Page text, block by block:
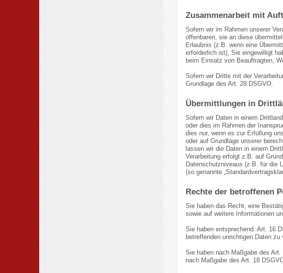
Zusammenarbeit mit
Sofern wir im Rahmen unserer
offenbaren, sie an diese
Erlaubnis (z.B. wenn eine
erforderlich ist), Sie eingewilligt
beim Einsatz von Beauftragten,
Sofern wir Dritte mit der
Grundlage des Art. 28 DSGVO.
Übermittlungen in
Sofern wir Daten in einem
oder dies im Rahmen der
dies nur, wenn es zur Erfüllung
oder auf Grundlage unserer
lassen wir die Daten in einem
Verarbeitung erfolgt z.B. auf
Datenschutzniveaus (z.B. für die
(so genannte
Rechte der betroffenen
Sie haben das Recht, eine
sowie auf weitere Informationen
Sie haben entsprechend. Art. 16
betreffenden unrichtigen Daten zu
Sie haben nach Maßgabe des
nach Maßgabe des Art. 18